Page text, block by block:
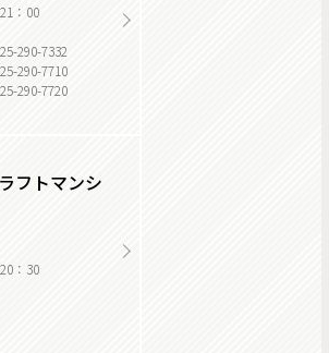
：00
290-7332
290-7710
7720
フトマンシ
：30